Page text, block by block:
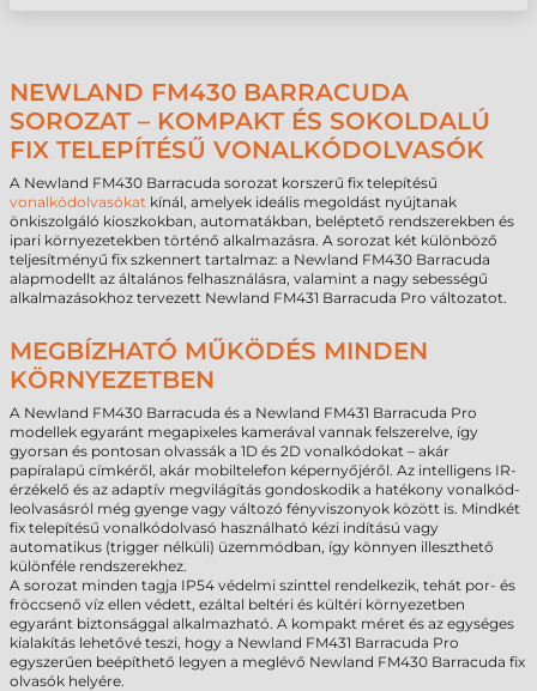
NEWLAND FM430 BARRACUDA
SOROZAT – KOMPAKT ÉS SOKOLDALÚ
FIX TELEPÍTÉSŰ VONALKÓDOLVASÓK
A Newland FM430 Barracuda sorozat korszerű fix telepítésű
vonalkódolvasókat kínál, amelyek ideális megoldást nyújtanak
önkiszolgáló kioszkokban, automatákban, beléptető rendszerekben és
ipari környezetekben történő alkalmazásra. A sorozat két különböző
teljesítményű fix szkennert tartalmaz: a Newland FM430 Barracuda
alapmodellt az általános felhasználásra, valamint a nagy sebességű
alkalmazásokhoz tervezett Newland FM431 Barracuda Pro változatot.
MEGBÍZHATÓ MŰKÖDÉS MINDEN
KÖRNYEZETBEN
A Newland FM430 Barracuda és a Newland FM431 Barracuda Pro
modellek egyaránt megapixeles kamerával vannak felszerelve, így
gyorsan és pontosan olvassák a 1D és 2D vonalkódokat – akár
papíralapú címkéről, akár mobiltelefon képernyőjéről. Az intelligens IR-
érzékelő és az adaptív megvilágítás gondoskodik a hatékony vonalkód-
leolvasásról még gyenge vagy változó fényviszonyok között is. Mindkét
fix telepítésű vonalkódolvasó használható kézi indítású vagy
automatikus (trigger nélküli) üzemmódban, így könnyen illeszthető
különféle rendszerekhez.
A sorozat minden tagja IP54 védelmi szinttel rendelkezik, tehát por- és
fröccsenő víz ellen védett, ezáltal beltéri és kültéri környezetben
egyaránt biztonsággal alkalmazható. A kompakt méret és az egységes
kialakítás lehetővé teszi, hogy a Newland FM431 Barracuda Pro
egyszerűen beépíthető legyen a meglévő Newland FM430 Barracuda fix
olvasók helyére.